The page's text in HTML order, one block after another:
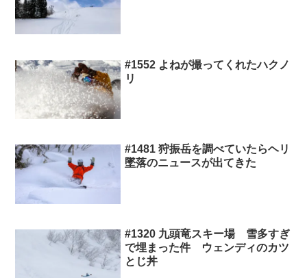
#1552 よねが撮ってくれたハクノ
リ
#1481 狩振岳を調べていたらヘリ
墜落のニュースが出てきた
#1320 九頭竜スキー場 雪多すぎ
で埋まった件 ウェンディのカツ
とじ丼